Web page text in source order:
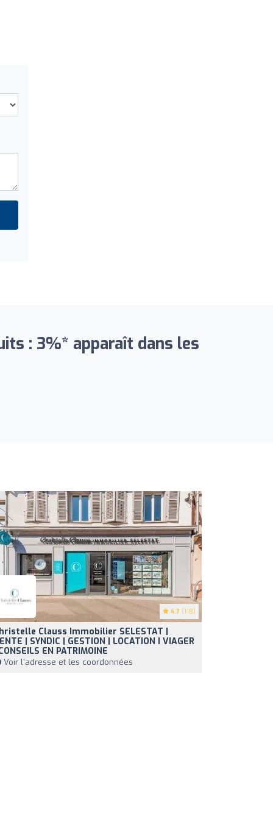
: 3%* apparaît dans les
4.7 (118)
Clauss Immobilier SELESTAT |
| SYNDIC | GESTION | LOCATION I VIAGER
EN PATRIMOINE
Voir l'adresse et les coordonnées